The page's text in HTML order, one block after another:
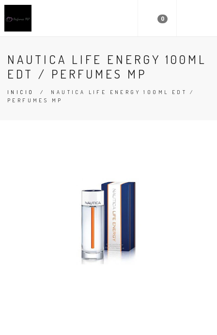
0
NAUTICA LIFE ENERGY 100ML
EDT / PERFUMES MP
INICIO / NAUTICA LIFE ENERGY 100ML EDT /
PERFUMES MP